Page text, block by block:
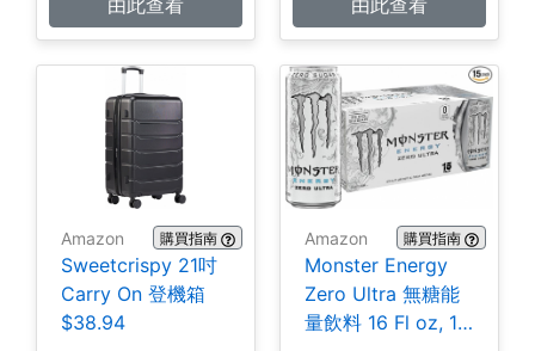
由此查看
由此查看
Amazon 購買指南
Sweetcrispy 21吋
Carry On 登機箱
$38.94
Amazon 購買指南
Monster Energy
Zero Ultra 無糖能
量飲料 16 Fl oz, 15